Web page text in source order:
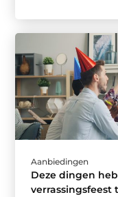
Aanbiedingen
Deze dingen
verrassingsfeest